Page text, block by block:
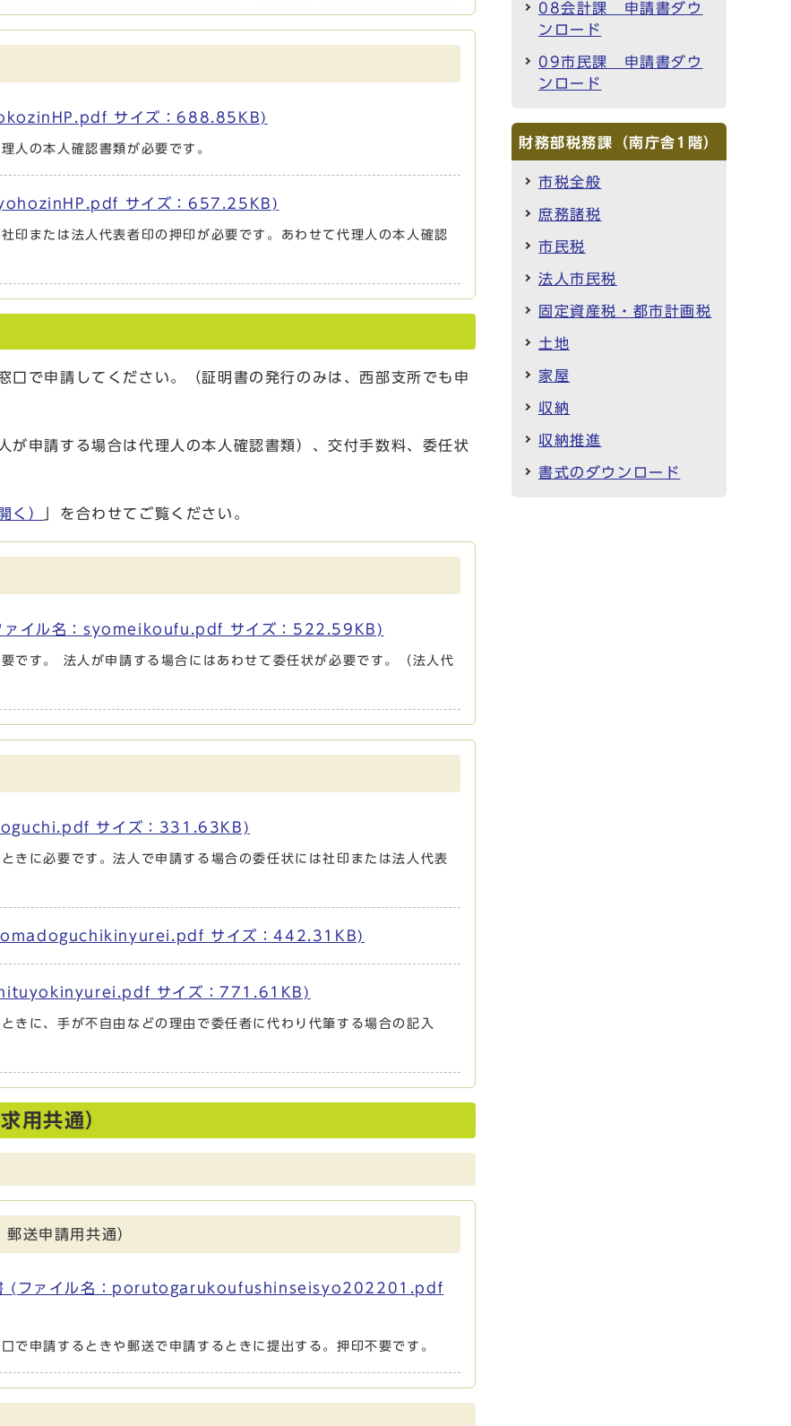
サイズ：688.85KB)
人の本人確認書類が必要です。
サイズ：657.25KB)
印または法人代表者印の押印が必要です。あわせて代理人の本人確認
口で申請してください。（証明書の発行のみは、西部支所でも申
が申請する場合は代理人の本人確認書類）、交付手数料、委任状
く） 」を合わせてご覧ください。
ァイル名：syomeikoufu.pdf サイズ：522.59KB)
です。 法人が申請する場合にはあわせて委任状が必要です。（法人代
サイズ：331.63KB)
きに必要です。法人で申請する場合の委任状には社印または法人代表
サイズ：442.31KB)
サイズ：771.61KB)
きに、手が不自由などの理由で委任者に代わり代筆する場合の記入
用共通）
送申請用共通）
書 (ファイル名：porutogarukoufushinseisyo202201.pdf
で申請するときや郵送で申請するときに提出する。押印不要です。
08会計課 申請書ダウ
ンロード
09市民課 申請書ダウ
ンロード
財務部税務課（南庁舎1階）
市税全般
庶務諸税
市民税
法人市民税
固定資産税・都市計画税
土地
家屋
収納
収納推進
書式のダウンロード